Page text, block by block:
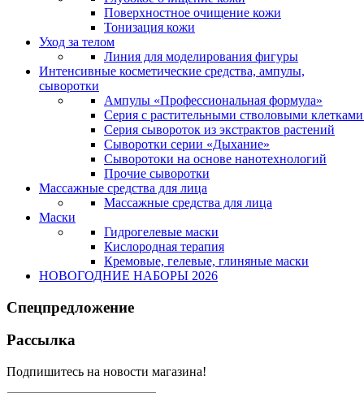
Поверхностное очищение кожи
Тонизация кожи
Уход за телом
Линия для моделирования фигуры
Интенсивные косметические средства, ампулы,
сыворотки
Ампулы «Профессиональная формула»
Серия с растительными стволовыми
Серия сывороток из экстрактов растений
Сыворотки серии «Дыхание»
Сыворотоки на основе нанотехнологий
Прочие сыворотки
Массажные средства для лица
Массажные средства для лица
Маски
Гидрогелевые маски
Кислородная терапия
Кремовые, гелевые, глиняные маски
НОВОГОДНИЕ НАБОРЫ 2026
Спецпредложение
Рассылка
Подпишитесь на новости магазина!